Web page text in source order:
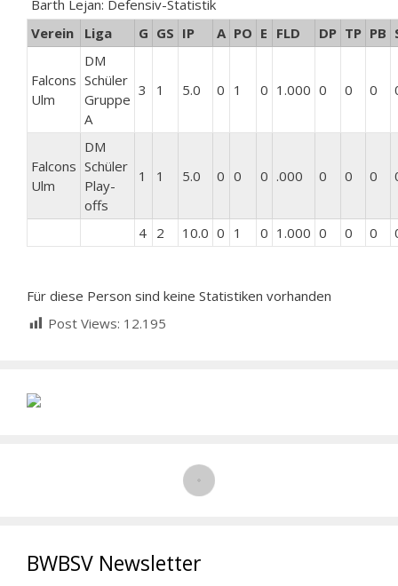
Barth Lejan: Defensiv-Statistik
Verein
Liga G GS IP A PO E FLD DP TP PB
Falcons
Ulm
DM
Schüler
Gruppe
A
3 1 5.0 0 1 0 1.000 0 0 0
Falcons
Ulm
DM
Schüler
Play-
offs
1 1 5.0 0 0 0 .000 0 0 0
4 2 10.0 0 1 0 1.000 0 0 0
Für diese Person sind keine Statistiken vorhanden
Post Views: 12.195
BWBSV Newsletter